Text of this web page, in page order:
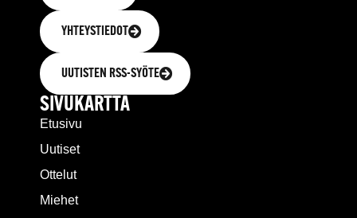
YHTEYSTIEDOT
UUTISTEN RSS-SYÖTE
SIVUKARTTA
Etusivu
Uutiset
Ottelut
Miehet